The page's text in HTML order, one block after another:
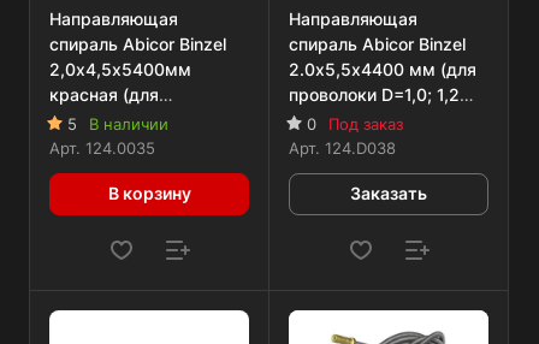
Направляющая
спираль Abicor Binzel
2,0х4,5х5400мм
красная (для
проволоки 1,0; 1,2 мм),
5 м
5
В наличии
Арт. 124.0035
В корзину
Направляющая
спираль Abicor Binzel
2.0х5,5х4400 мм (для
проволоки D=1,0; 1,2
мм)
0
Под заказ
Арт. 124.D038
Заказать